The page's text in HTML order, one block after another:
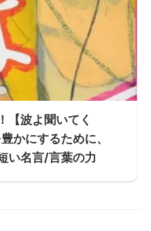
【波よ聞いてく
かにするために、
い名言/言葉の力